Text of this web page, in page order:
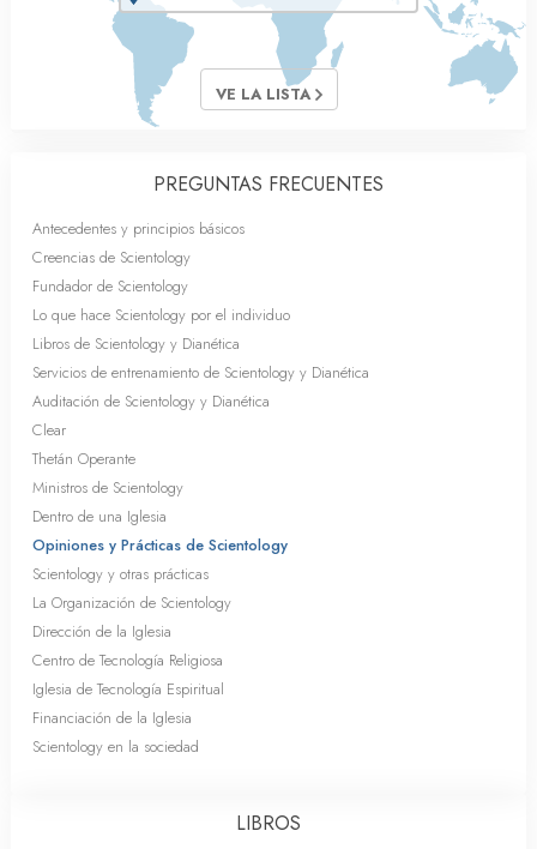
VE LA LISTA
PREGUNTAS FRECUENTES
Antecedentes y principios básicos
Creencias de Scientology
Fundador de Scientology
Lo que hace Scientology por el individuo
Libros de Scientology y Dianética
Servicios de entrenamiento de Scientology y Dianética
Auditación de Scientology y Dianética
Clear
Thetán Operante
Ministros de Scientology
Dentro de una Iglesia
Opiniones y Prácticas de Scientology
Scientology y otras prácticas
La Organización de Scientology
Dirección de la Iglesia
Centro de Tecnología Religiosa
Iglesia de Tecnología Espiritual
Financiación de la Iglesia
Scientology en la sociedad
LIBROS